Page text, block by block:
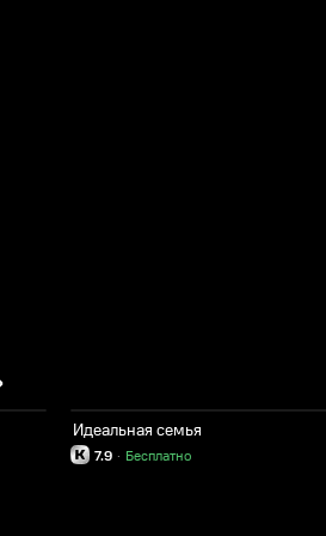
Идеальная семья
7.9 Бесплатно
·